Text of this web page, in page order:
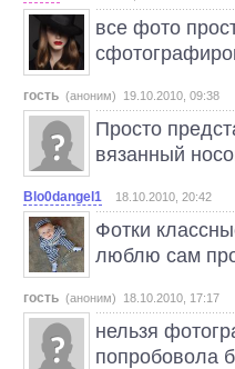
все фото
гость (аноним) 19.10.2010, 09:38
Просто
вязанный
Blo0dangel1 18.10.2010, 20:42
Фотки
люблю сам
гость (аноним) 18.10.2010, 17:17
нельзя
попробовола